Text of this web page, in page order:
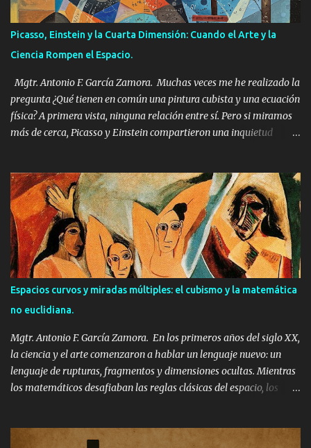
Picasso, Einstein y la Cuarta Dimensión: Cuando el Arte y la
Ciencia Rompen el Espacio.
Mgtr. Antonio F. García Zamora. Muchas veces me he realizado la
pregunta ¿Qué tienen en común una pintura cubista y una ecuación
física? A primera vista, ninguna relación entre sí. Pero si miramos
más de cerca, Picasso y Einstein compartieron una inquietud
directa o intuitiva) en el universo fascinante de la cuarta
dimensión y la geometría no euclidiana. La ruptura del espacio:
más allá de Euclides. Durante siglos, todo en nuestro mundo: las
casas, los paisajes, los cuerpos se representaron sobre un mismo
marco: el de la geometría euclidiana. Esa geometría que
aprendemos en la escuela, con líneas paralelas, ángulos rectos y
triángulos con 180 grados. Pero a mediados del siglo XIX, los
matemáticos Lobachevski, Bolyai y Riemann comenzaron a
imaginar espacios que no seguían estas reglas. Espacios curvos.
Espacios donde el paralelismo falla. Espac...
Espacios curvos y miradas múltiples: el cubismo y la matemática
no euclidiana.
Mgtr. Antonio F. García Zamora. En los primeros años del siglo XX,
la ciencia y el arte comenzaron a hablar un lenguaje nuevo: un
lenguaje de rupturas, fragmentos y dimensiones ocultas. Mientras
los matemáticos desafiaban las reglas clásicas del espacio, los
una exploración visual que resonaba con las ideas de la geometría